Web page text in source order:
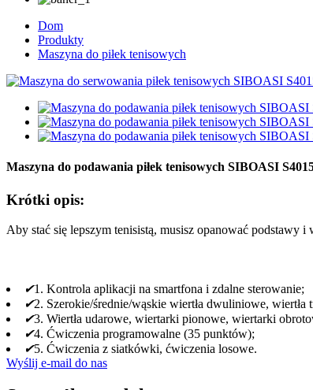
Dom
Produkty
Maszyna do piłek tenisowych
Maszyna do podawania piłek tenisowych SIBOASI
Krótki opis:
Aby stać się lepszym tenisistą, musisz opanować podstawy
✔1. Kontrola aplikacji na smartfona i zdalne sterowanie;
✔2. Szerokie/średnie/wąskie wiertła dwuliniowe, wiertła
✔3. Wiertła udarowe, wiertarki pionowe, wiertarki
✔4. Ćwiczenia programowalne (35 punktów);
✔5. Ćwiczenia z siatkówki, ćwiczenia losowe.
Wyślij e-mail do nas